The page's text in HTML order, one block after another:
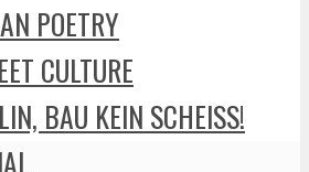
POETRY
CULTURE
BAU KEIN SCHEISS!